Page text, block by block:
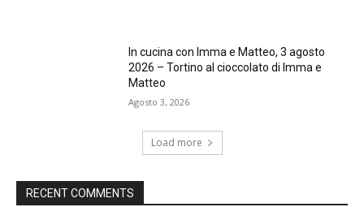
In cucina con Imma e Matteo, 3 agosto
2026 – Tortino al cioccolato di Imma e
Matteo
Agosto 3, 2026
Load more
RECENT COMMENTS